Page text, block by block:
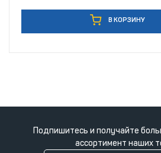
В КОРЗИНУ
Подпишитесь и получайте
ассортимент наших